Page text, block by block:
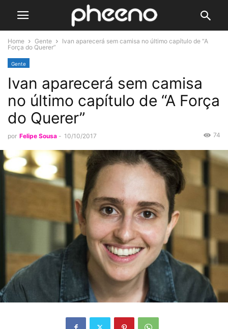
Home Gente
Ivan aparecerá sem camisa no último capítulo de “A
Força do Querer”
Gente
Ivan aparecerá sem camisa
no último capítulo de “A Força
do Querer”
por Felipe Sousa - 10/10/2017 74